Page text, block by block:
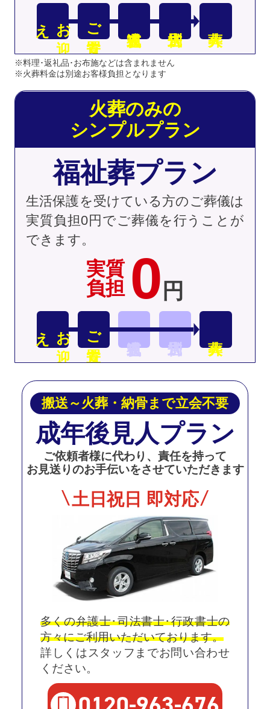
お
迎
え ご安置
※料理･返礼品･お布施などは含まれません
※火葬料金は別途お客様負担となります
火葬のみの
シンプルプラン
福祉葬プラン
実質
負担 0 円
生活保護を受けている方のご葬儀は
実質負担0円でご葬儀を行うことが
できます。
お
迎
え ご安置
搬送～火葬・納骨まで立会不要
成年後見人プラン
ご依頼者様に代わり、責任を持って
お見送りのお手伝いをさせていただきます
土日祝日 即対応
多くの弁護士･司法書士･行政書士の
方々にご利用いただいております。
詳しくはスタッフまでお問い合わせ
ください。